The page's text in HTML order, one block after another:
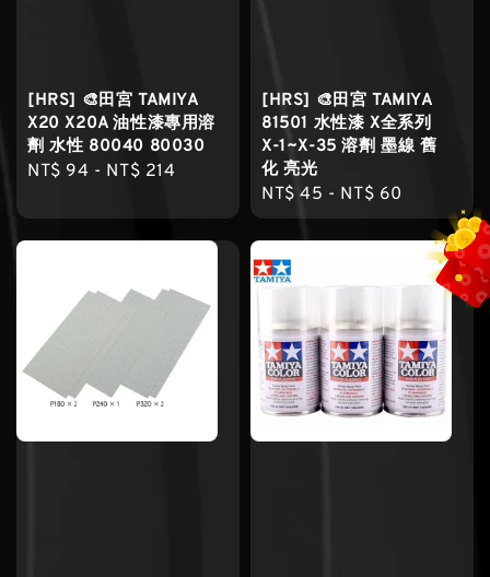
[HRS] 🎨田宮 TAMIYA
X20 X20A 油性漆專用溶
劑 水性 80040 80030
Regular
NT$ 94 - NT$ 214
[HRS] 🎨田宮 TAMIYA
81501 水性漆 X全系列
X-1~X-35 溶劑 墨線 舊
化 亮光
Regular
price
NT$ 45 - NT$ 60